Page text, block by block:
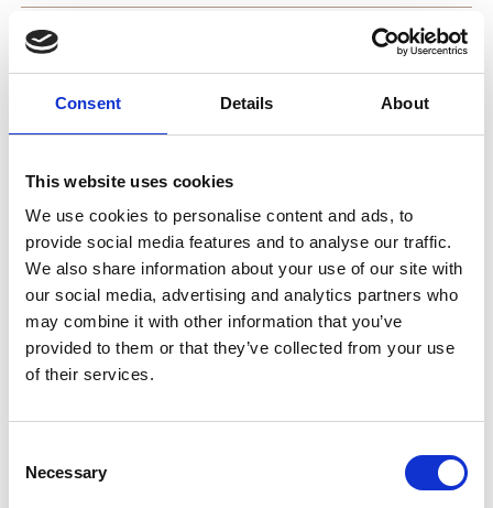
Consent Details About
This website uses cookies
We use cookies to personalise content and ads, to
provide social media features and to analyse our traffic.
We also share information about your use of our site with
our social media, advertising and analytics partners who
may combine it with other information that you’ve
provided to them or that they’ve collected from your use
of their services.
Selection
Necessary
Επιτρέπονται τα κατοικίδια;
Διατίθενται βρεφικές κούνιες ή
Τι παροχές διαθέτουν τα δωμάτια;
Πώς μπορώ να ακυρώσω ή να
τροποποιήσω την κράτησή μου;
Μπορεί το ξενοδοχείο να προτείνει
τοπικά αξιοθέατα;
Υπάρχει δυνατότητα ιατρικής βοήθειας;